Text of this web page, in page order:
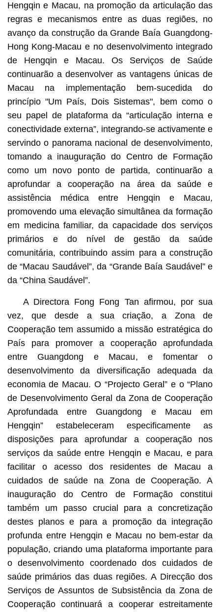
Hengqin e Macau, na promoção da articulação das
regras e mecanismos entre as duas regiões, no
avanço da construção da Grande Baía Guangdong-
Hong Kong-Macau e no desenvolvimento integrado
de Hengqin e Macau. Os Serviços de Saúde
continuarão a desenvolver as vantagens únicas de
Macau na implementação bem-sucedida do
princípio "Um País, Dois Sistemas", bem como o
seu papel de plataforma da “articulação interna e
conectividade externa”, integrando-se activamente e
servindo o panorama nacional de desenvolvimento,
tomando a inauguração do Centro de Formação
como um novo ponto de partida, continuarão a
aprofundar a cooperação na área da saúde e
assistência médica entre Hengqin e Macau,
promovendo uma elevação simultânea da formação
em medicina familiar, da capacidade dos serviços
primários e do nível de gestão da saúde
comunitária, contribuindo assim para a construção
de “Macau Saudável”, da “Grande Baía Saudável” e
da “China Saudável”.
A Directora Fong Fong Tan afirmou, por sua
vez, que desde a sua criação, a Zona de
Cooperação tem assumido a missão estratégica do
País para promover a cooperação aprofundada
entre Guangdong e Macau, e fomentar o
desenvolvimento da diversificação adequada da
economia de Macau. O “Projecto Geral” e o “Plano
de Desenvolvimento Geral da Zona de Cooperação
Aprofundada entre Guangdong e Macau em
Hengqin” estabeleceram especificamente as
disposições para aprofundar a cooperação nos
serviços da saúde entre Hengqin e Macau, e para
facilitar o acesso dos residentes de Macau a
cuidados de saúde na Zona de Cooperação. A
inauguração do Centro de Formação constitui
também um passo crucial para a concretização
destes planos e para a promoção da integração
profunda entre Hengqin e Macau no bem-estar da
população, criando uma plataforma importante para
o desenvolvimento coordenado dos cuidados de
saúde primários das duas regiões. A Direcção dos
Serviços de Assuntos de Subsistência da Zona de
Cooperação continuará a cooperar estreitamente